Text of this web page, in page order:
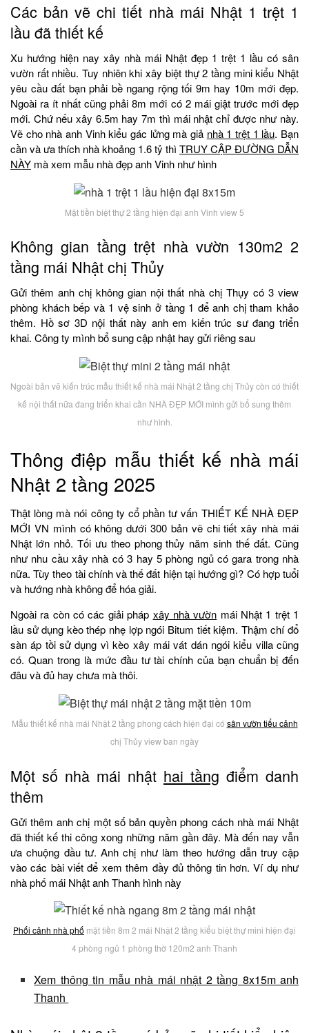
Các bản vẽ chi tiết nhà mái Nhật 1 trệt 1
lầu đã thiết kế
Xu hướng hiện nay xây nhà mái Nhật đẹp 1 trệt 1 lầu có sân
vườn rất nhiều. Tuy nhiên khi xây biệt thự 2 tầng mini kiểu Nhật
yêu cầu đất bạn phải bề ngang rộng tối 9m hay 10m mới đẹp.
Ngoài ra ít nhất cũng phải 8m mới có 2 mái giật trước mới đẹp
mới. Chứ nếu xây 6.5m hay 7m thì mái nhật chỉ được như này.
Vẽ cho nhà anh Vinh kiểu gác lửng mà giả nhà 1 trệt 1 lầu. Bạn
cần và ưa thích nhà khoảng 1.6 tỷ thì TRUY CẬP ĐƯỜNG DẪN
NÀY mà xem mẫu nhà đẹp anh Vinh như hình
Mặt tiền biệt thự 2 tầng hiện đại anh Vinh view 5
Không gian tầng trệt nhà vườn 130m2 2
tầng mái Nhật chị Thủy
Gửi thêm anh chị không gian nội thất nhà chị Thụy có 3 view
phòng khách bếp và 1 vệ sinh ở tầng 1 để anh chị tham khảo
thêm. Hồ sơ 3D nội thất này anh em kiến trúc sư đang triển
khai. Công ty mình bổ sung cập nhật hay gửi riêng sau
Ngoài bản vẽ kiến trúc mẫu thiết kế nhà mái Nhật 2 tầng chị Thủy còn có thiết
kế nội thất nữa đang triển khai cần NHÀ ĐẸP MỚI mình gửi bổ sung thêm
như hình.
Thông điệp mẫu thiết kế nhà mái
Nhật 2 tầng 2025
Thật lòng mà nói công ty cổ phần tư vấn THIẾT KẾ NHÀ ĐẸP
MỚI VN mình có không dưới 300 bản vẽ chi tiết xây nhà mái
Nhật lớn nhỏ. Tối ưu theo phong thủy năm sinh thế đất. Cũng
như nhu cầu xây nhà có 3 hay 5 phòng ngủ có gara trong nhà
nữa. Tùy theo tài chính và thế đất hiện tại hướng gì? Có hợp tuổi
và hướng nhà không để hóa giải.
Ngoài ra còn có các giải pháp xây nhà vườn mái Nhật 1 trệt 1
lầu sử dụng kèo thép nhẹ lợp ngói Bitum tiết kiệm. Thậm chí đổ
sàn áp tồi sử dụng vì kèo xây mái vát dán ngói kiểu villa cũng
có. Quan trong là mức đầu tư tài chính của bạn chuẩn bị đến
đâu và đủ hay chưa mà thôi.
Mẫu thiết kế nhà mái Nhật 2 tầng phong cách hiện đại có sân vườn tiểu cảnh
chị Thủy view ban ngày
Một số nhà mái nhật hai tầng điểm danh
thêm
Gửi thêm anh chị một số bản quyền phong cách nhà mái Nhật
đã thiết kế thi công xong những năm gần đây. Mà đến nay vẫn
ưa chuộng đầu tư. Anh chị như làm theo hướng dẫn truy cập
vào các bài viết để xem thêm đầy đủ thông tin hơn. Ví dụ như
nhà phố mái Nhật anh Thanh hình này
Phối cảnh nhà phố mặt tiền 8m 2 mái Nhật 2 tầng kiểu biệt thự mini hiện đại
4 phòng ngủ 1 phòng thờ 120m2 anh Thanh
Xem thông tin mẫu nhà mái nhật 2 tầng 8x15m anh
Thanh